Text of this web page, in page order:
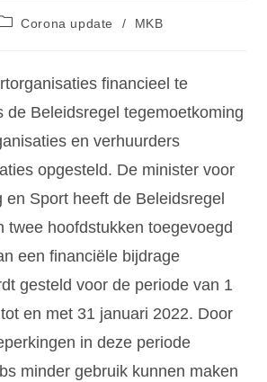
Corona update / MKB
financieel te
de Beleidsregel tegemoetkoming
en verhuurders
opgesteld. De minister voor
en Sport heeft de Beleidsregel
twee hoofdstukken toegevoegd
een financiële bijdrage
gesteld voor de periode van 1
en met 31 januari 2022. Door
in deze periode
minder gebruik kunnen maken